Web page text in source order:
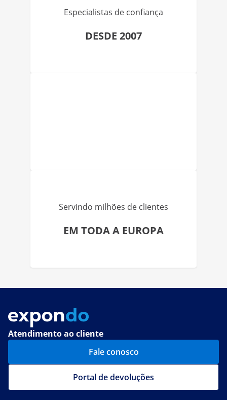
Especialistas de confiança
DESDE 2007
Servindo milhões de clientes
EM TODA A EUROPA
Atendimento ao cliente
Fale conosco
Portal de devoluções